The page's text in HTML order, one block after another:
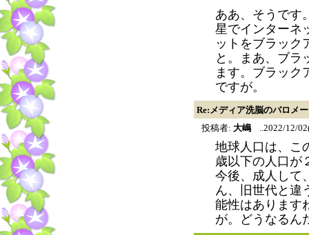
ああ、そうです
星でインターネ
ットをブラック
と。まあ、ブラ
ます。ブラック
ですが。
Re:メディア洗脳のバロメ
投稿者: 大嶋 ..2022/12/
地球人口は、こ
歳以下の人口が
今後、成人して
ん、旧世代と違
能性はあります
が。どうなるん